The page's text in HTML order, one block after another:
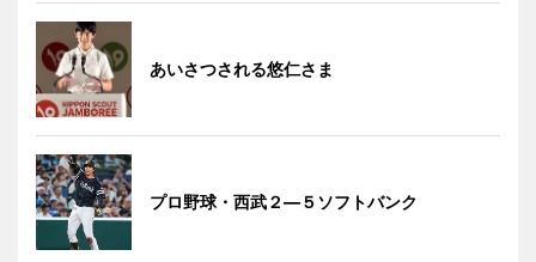
あいさつされる悠仁さま
プロ野球・西武２―５ソフトバンク